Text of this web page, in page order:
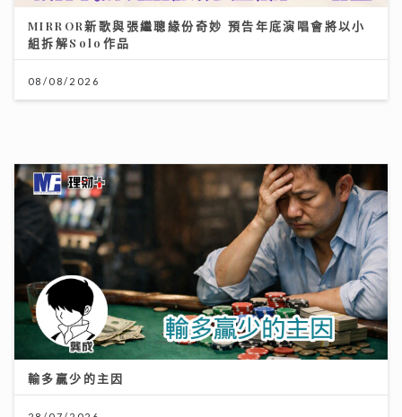
28/07/2026
Chill圓夢｜馮允謙首個全英文歌音樂會 近千Fans企住
撐震撼全場 宣布好消息新碟出「彩膠」
10/07/2026